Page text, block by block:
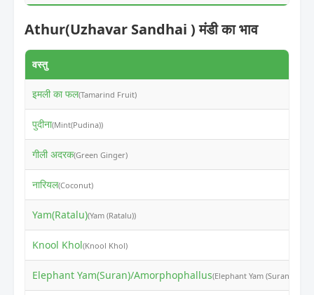
Athur(Uzhavar Sandhai ) मंडी का भाव
वस्तु
इमली का फल(Tamarind Fruit)
पुदीना(Mint(Pudina))
गीली अदरक(Green Ginger)
नारियल(Coconut)
Yam(Ratalu)(Yam (Ratalu))
Knool Khol(Knool Khol)
Elephant Yam(Suran)/Amorphophallus(Elephant Yam (Suran))